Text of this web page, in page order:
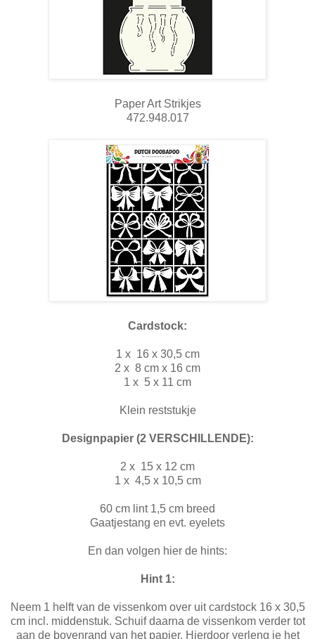
Paper Art Strikjes
472.948.017
Cardstock:
1 x 16 x 30,5 cm
2 x 8 cm x 16 cm
1 x 5 x 11 cm
Klein reststukje
Designpapier (2 VERSCHILLENDE):
2 x 15 x 12 cm
1 x 4,5 x 10,5 cm
60 cm lint 1,5 cm breed
Gaatjestang en evt. eyelets
En dan volgen hier de hints:
Hint 1:
Neem 1 helft van de vissenkom over uit cardstock 16 x 30,5
cm incl. middenstuk. Schuif daarna de vissenkom verder tot
aan de bovenrand van het papier. Hierdoor verleng je het